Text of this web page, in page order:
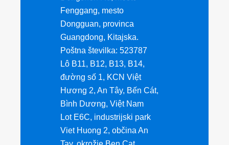
Fenggang, mesto
Dongguan, provinca
Guangdong, Kitajska.
Poštna številka: 523787
Lô B11, B12, B13, B14,
đường số 1, KCN Việt
Hương 2, An Tây, Bến Cát,
Bình Dương, Việt Nam
Lot E6C, industrijski park
Viet Huong 2, občina An